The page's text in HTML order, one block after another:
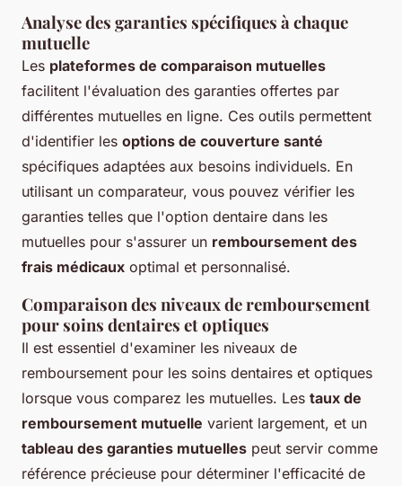
Analyse des garanties spécifiques à chaque
mutuelle
Les plateformes de comparaison mutuelles
facilitent l'évaluation des garanties offertes par
différentes mutuelles en ligne. Ces outils permettent
d'identifier les options de couverture santé
spécifiques adaptées aux besoins individuels. En
utilisant un comparateur, vous pouvez vérifier les
garanties telles que l'option dentaire dans les
mutuelles pour s'assurer un remboursement des
frais médicaux optimal et personnalisé.
Comparaison des niveaux de remboursement
pour soins dentaires et optiques
Il est essentiel d'examiner les niveaux de
remboursement pour les soins dentaires et optiques
lorsque vous comparez les mutuelles. Les taux de
remboursement mutuelle varient largement, et un
tableau des garanties mutuelles peut servir comme
référence précieuse pour déterminer l'efficacité de